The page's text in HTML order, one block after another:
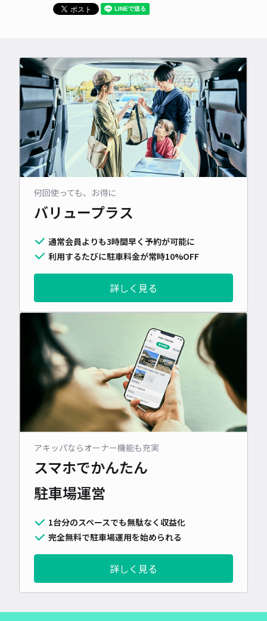
何回使っても、お得に
バリュープラス
通常会員よりも3時間早く予約が可能に
利用するたびに駐車料金が常時10%OFF
詳しく見る
アキッパならオーナー機能も充実
スマホでかんたん
駐車場運営
1台分のスペースでも無駄なく収益化
完全無料で駐車場運用を始められる
詳しく見る